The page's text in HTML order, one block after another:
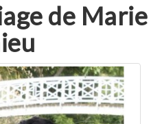
de Marie